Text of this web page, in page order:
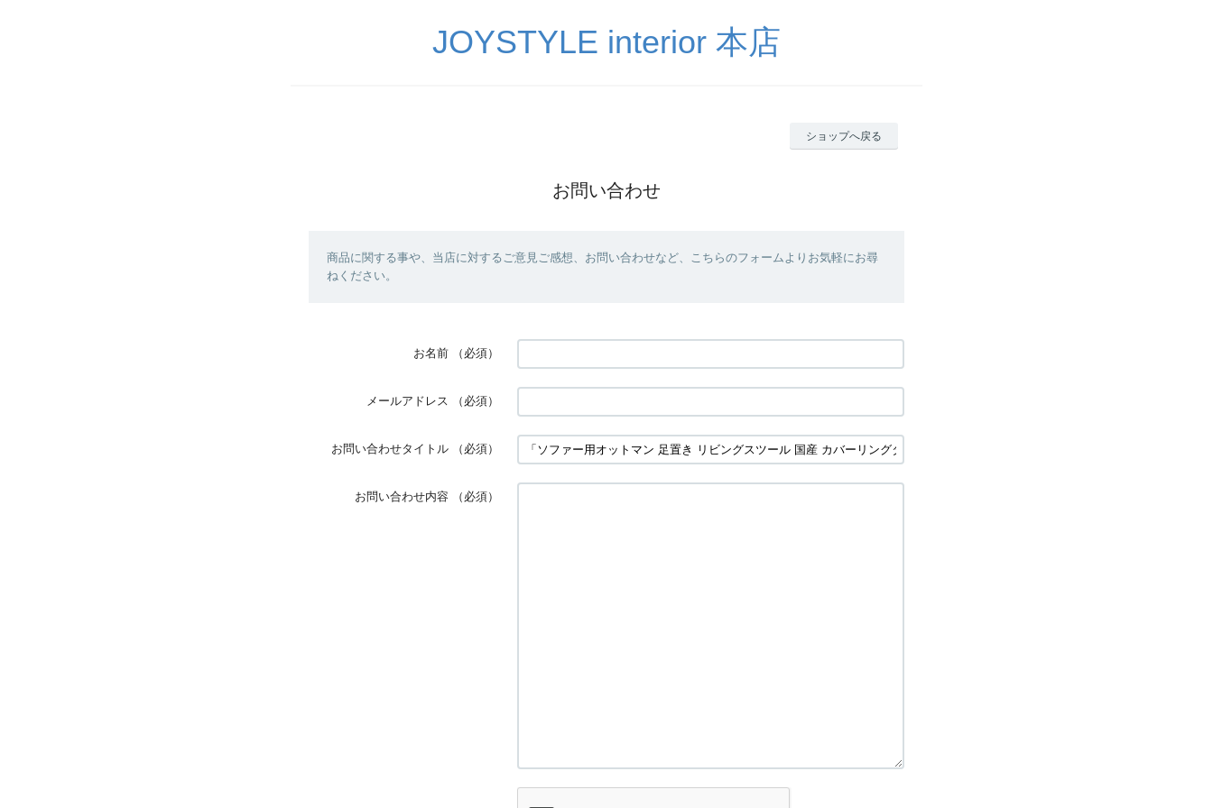
JOYSTYLE interior 本店
ショップへ戻る
お問い合わせ
商品に関する事や、当店に対するご意見ご感想、お問い合わせなど、こちらのフォームよりお気軽にお尋
ねください。
お名前 （必須）
メールアドレス （必須）
お問い合わせタイトル （必須）
お問い合わせ内容 （必須）